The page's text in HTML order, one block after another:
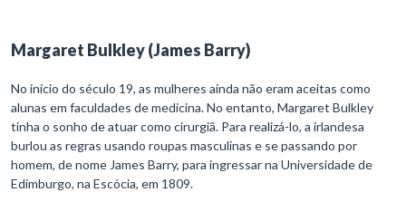
Margaret Bulkley (James Barry)
No início do século 19, as mulheres ainda não eram aceitas como
alunas em faculdades de medicina. No entanto, Margaret Bulkley
tinha o sonho de atuar como cirurgiã. Para realizá-lo, a irlandesa
burlou as regras usando roupas masculinas e se passando por
homem, de nome James Barry, para ingressar na Universidade de
Edimburgo, na Escócia, em 1809.